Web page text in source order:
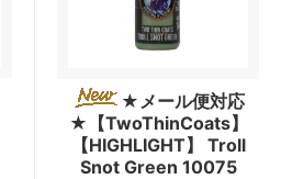
★メール便対応
★【TwoThinCoats】
【HIGHLIGHT】 Troll
Snot Green 10075